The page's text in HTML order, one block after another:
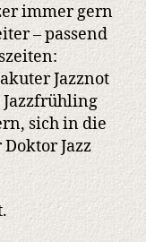
immer gern
– passend
Jazznot
sich in die
Jazz